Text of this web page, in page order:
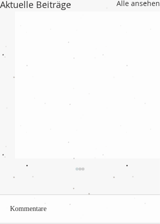
Aktuelle Beiträge Alle ansehen
Kommentare